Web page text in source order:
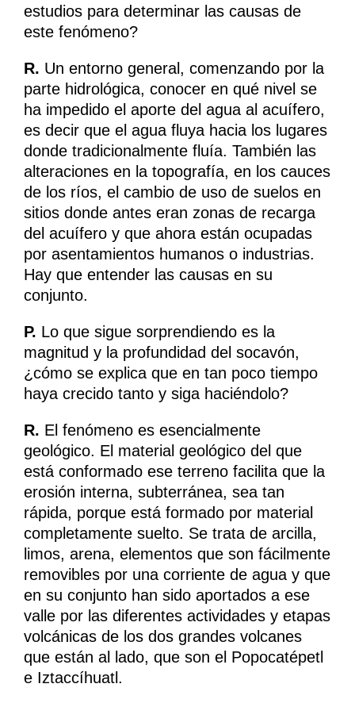
estudios para determinar las causas de
este fenómeno?
R. Un entorno general, comenzando por la
parte hidrológica, conocer en qué nivel se
ha impedido el aporte del agua al acuífero,
es decir que el agua fluya hacia los lugares
donde tradicionalmente fluía. También las
alteraciones en la topografía, en los cauces
de los ríos, el cambio de uso de suelos en
sitios donde antes eran zonas de recarga
del acuífero y que ahora están ocupadas
por asentamientos humanos o industrias.
Hay que entender las causas en su
conjunto.
P. Lo que sigue sorprendiendo es la
magnitud y la profundidad del socavón,
¿cómo se explica que en tan poco tiempo
haya crecido tanto y siga haciéndolo?
R. El fenómeno es esencialmente
geológico. El material geológico del que
está conformado ese terreno facilita que la
erosión interna, subterránea, sea tan
rápida, porque está formado por material
completamente suelto. Se trata de arcilla,
limos, arena, elementos que son fácilmente
removibles por una corriente de agua y que
en su conjunto han sido aportados a ese
valle por las diferentes actividades y etapas
volcánicas de los dos grandes volcanes
que están al lado, que son el Popocatépetl
e Iztaccíhuatl.